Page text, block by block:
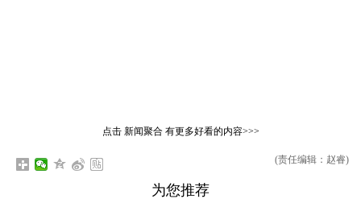
点击 新闻聚合有更多好看的内容>>>
(责任编辑：赵睿)
为您推荐